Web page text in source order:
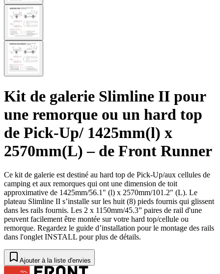
Kit de galerie Slimline II pour
une remorque ou un hard top
de Pick-Up/ 1425mm(l) x
2570mm(L) – de Front Runner
Ce kit de galerie est destiné au hard top de Pick-Up/aux cellules de
camping et aux remorques qui ont une dimension de toit
approximative de 1425mm/56.1" (l) x 2570mm/101.2" (L). Le
plateau Slimline II s’installe sur les huit (8) pieds fournis qui glissent
dans les rails fournis. Les 2 x 1150mm/45.3” paires de rail d'une
peuvent facilement être montée sur votre hard top/cellule ou
remorque. Regardez le guide d’installation pour le montage des rails
dans l'onglet INSTALL pour plus de détails.
Ajouter à la liste d'envies